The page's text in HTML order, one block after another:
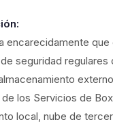
encarecidamente que
seguridad regulares
externo
los Servicios de
local, nube de